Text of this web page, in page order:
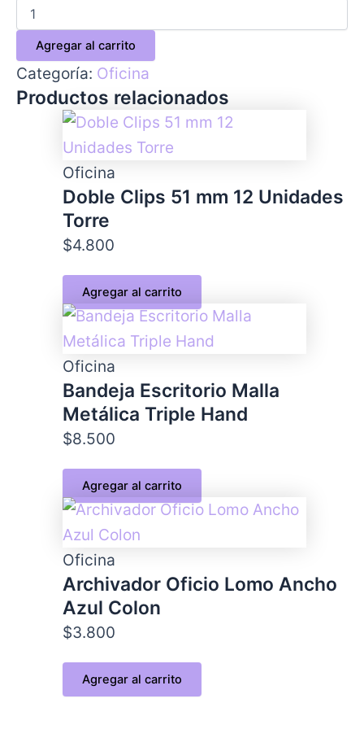
Agregar al carrito
Categoría: Oficina
Productos relacionados
Oficina
Doble Clips 51 mm 12 Unidades
Torre
$4.800
Agregar al carrito
Oficina
Bandeja Escritorio Malla
Metálica Triple Hand
$8.500
Agregar al carrito
Oficina
Archivador Oficio Lomo Ancho
Azul Colon
$3.800
Agregar al carrito